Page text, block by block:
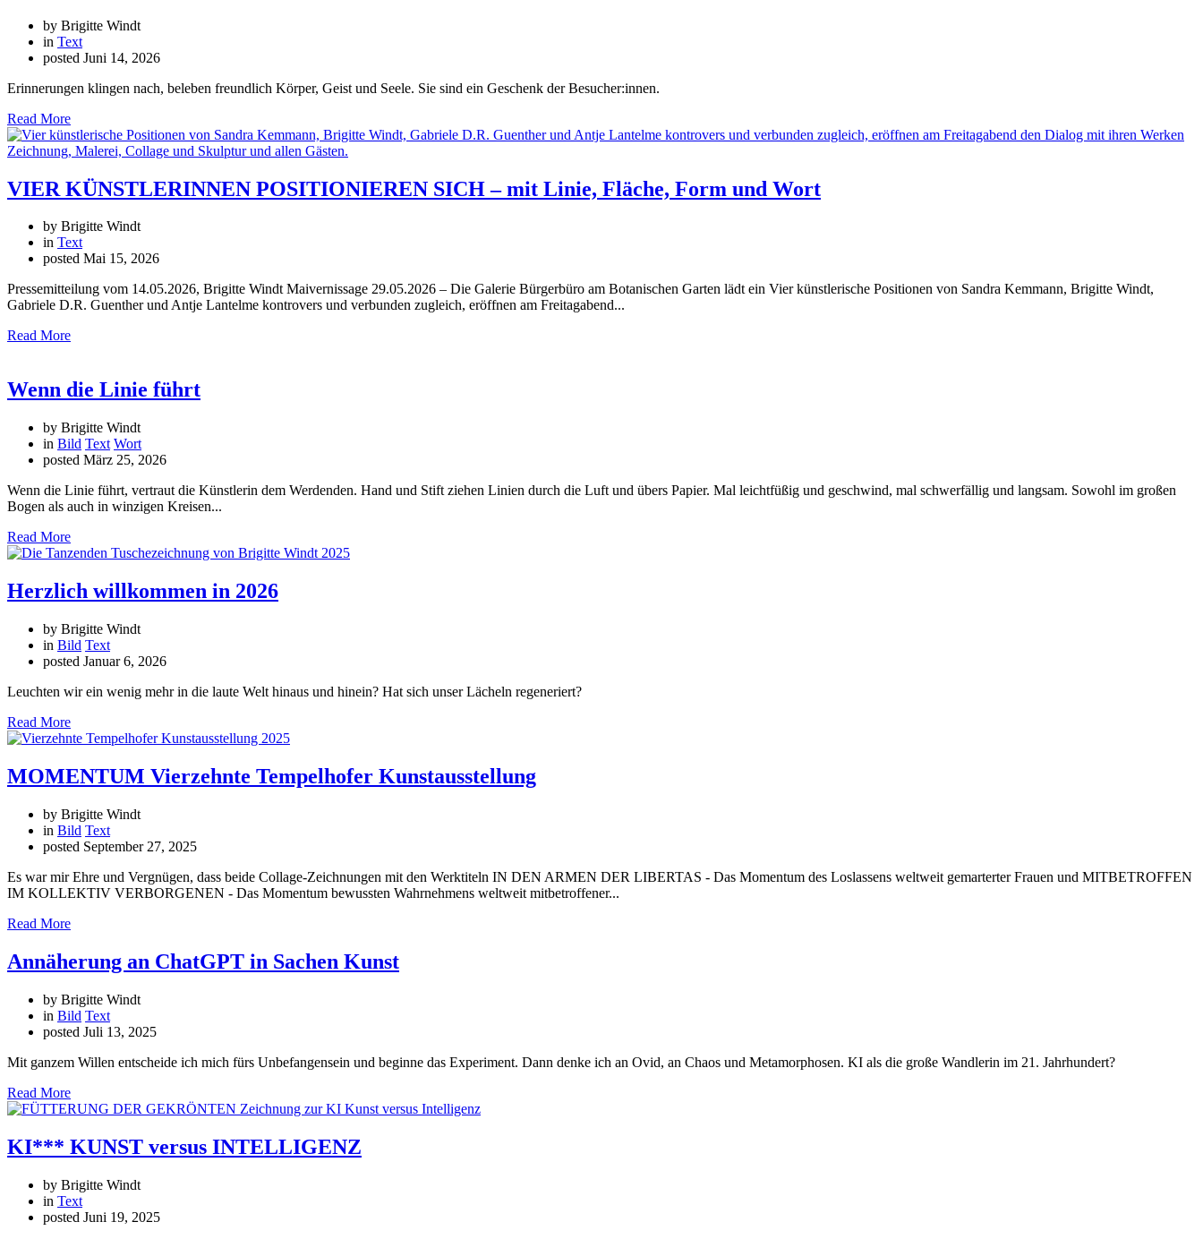
by Brigitte Windt
in Text
posted Juni 14, 2026
Erinnerungen klingen nach, beleben freundlich Körper, Geist und Seele. Sie sind ein Geschenk der Besucher:innen.
Read More
VIER KÜNSTLERINNEN POSITIONIEREN SICH – mit Linie, Fläche, Form und Wort
by Brigitte Windt
in Text
posted Mai 15, 2026
Pressemitteilung vom 14.05.2026, Brigitte Windt Maivernissage 29.05.2026 – Die Galerie Bürgerbüro am Botanischen Garten lädt ein Vier künstlerische Positionen von Sandra Kemmann, Brigitte Windt,
Gabriele D.R. Guenther und Antje Lantelme kontrovers und verbunden zugleich, eröffnen am Freitagabend...
Read More
Wenn die Linie führt
by Brigitte Windt
in Bild Text Wort
posted März 25, 2026
Wenn die Linie führt, vertraut die Künstlerin dem Werdenden. Hand und Stift ziehen Linien durch die Luft und übers Papier. Mal leichtfüßig und geschwind, mal schwerfällig und langsam. Sowohl im großen
Bogen als auch in winzigen Kreisen...
Read More
Herzlich willkommen in 2026
by Brigitte Windt
in Bild Text
posted Januar 6, 2026
Leuchten wir ein wenig mehr in die laute Welt hinaus und hinein? Hat sich unser Lächeln regeneriert?
Read More
MOMENTUM Vierzehnte Tempelhofer Kunstausstellung
by Brigitte Windt
in Bild Text
posted September 27, 2025
Es war mir Ehre und Vergnügen, dass beide Collage-Zeichnungen mit den Werktiteln IN DEN ARMEN DER LIBERTAS - Das Momentum des Loslassens weltweit gemarterter Frauen und MITBETROFFEN
IM KOLLEKTIV VERBORGENEN - Das Momentum bewussten Wahrnehmens weltweit mitbetroffener...
Read More
Annäherung an ChatGPT in Sachen Kunst
by Brigitte Windt
in Bild Text
posted Juli 13, 2025
Mit ganzem Willen entscheide ich mich fürs Unbefangensein und beginne das Experiment. Dann denke ich an Ovid, an Chaos und Metamorphosen. KI als die große Wandlerin im 21. Jahrhundert?
Read More
KI*** KUNST versus INTELLIGENZ
by Brigitte Windt
in Text
posted Juni 19, 2025